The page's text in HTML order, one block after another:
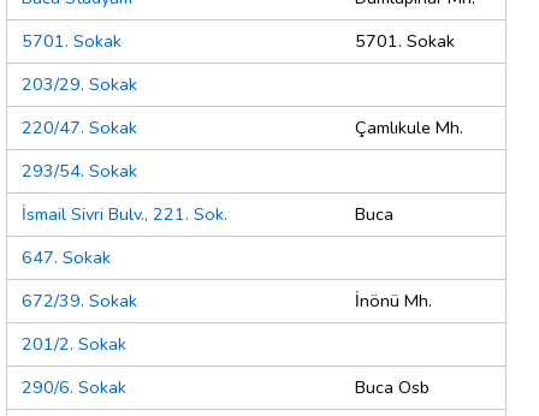
5701. Sokak
5701. Sokak
203/29. Sokak
220/47. Sokak
Çamlıkule Mh.
293/54. Sokak
İsmail Sivri Bulv., 221. Sok.
Buca
647. Sokak
672/39. Sokak
İnönü Mh.
201/2. Sokak
290/6. Sokak
Buca Osb